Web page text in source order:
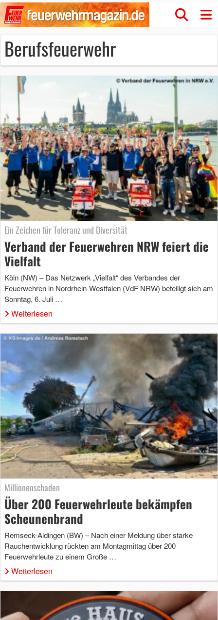
Berufsfeuerwehr
Ein Zeichen für Toleranz und Diversität
Verband der Feuerwehren NRW feiert die
Vielfalt
Köln (NW) – Das Netzwerk „Vielfalt“ des Verbandes der
Feuerwehren in Nordrhein-Westfalen (VdF NRW) beteiligt sich am
Sonntag, 6. Juli …
Weiterlesen
Millionenschaden
Über 200 Feuerwehrleute bekämpfen
Scheunenbrand
Remseck-Aldingen (BW) – Nach einer Meldung über starke
Rauchentwicklung rückten am Montagmittag über 200
Feuerwehrleute zu einem Große …
Weiterlesen